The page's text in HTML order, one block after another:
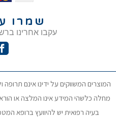
שמרו
עקבו אחרינו
המוצרים המשווקים על ידינו אינם
מחלה כלשהי המידע אינו המלצה או
בעיה רפואית יש להיוועץ ברופא